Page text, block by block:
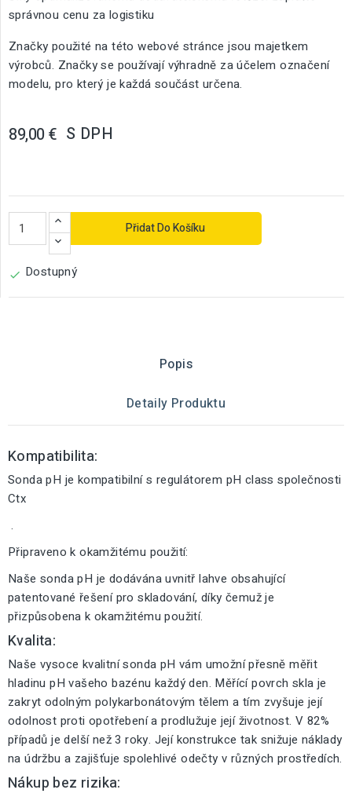
správnou cenu za logistiku
Značky použité na této webové stránce jsou majetkem
výrobců. Značky se používají výhradně za účelem označení
modelu, pro který je každá součást určena.
89,00 € S DPH
Přidat Do Košíku
 Dostupný
Popis
Detaily Produktu
Kompatibilita:
Sonda pH je kompatibilní s regulátorem pH class společnosti
Ctx
.
Připraveno k okamžitému použití:
Naše sonda pH je dodávána uvnitř lahve obsahující
patentované řešení pro skladování, díky čemuž je
přizpůsobena k okamžitému použití.
Kvalita:
Naše vysoce kvalitní sonda pH vám umožní přesně měřit
hladinu pH vašeho bazénu každý den. Měřící povrch skla je
zakryt odolným polykarbonátovým tělem a tím zvyšuje její
odolnost proti opotřebení a prodlužuje její životnost. V 82%
případů je delší než 3 roky. Její konstrukce tak snižuje náklady
na údržbu a zajišťuje spolehlivé odečty v různých prostředích.
Nákup bez rizika: